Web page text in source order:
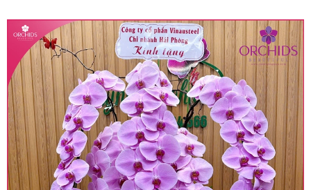
• Giá trên được miễn ship giao trong nội thành,
miễn phí in thiệp - banner theo yêu cầu khách
hàng.
• Beautiful Orchids liên kết với các cửa hàng
trên toàn quốc để phục vụ giao hoa tận nơi, mỗi
khu vực sẽ có mức giá khác nhau (tùy vào chi
phí mặt bằng, nguyên vật liệu,..) nên giá có thể sẽ
thay đổi so với giá niêm yết trên website. Khách
hàng ở Tỉnh thành khác vui lòng chủ động hỏi lại
giá trước khi đặt hàng, shop sẽ chủ động báo giá
chính xác khi có địa chỉ giao hàng cụ thể.